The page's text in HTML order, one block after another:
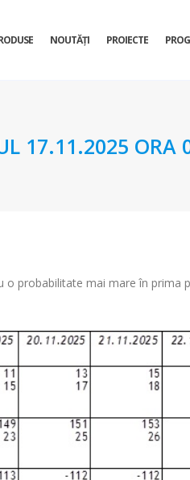
NOUTĂȚI PROIECTE
17.11.2025
probabilitate mai mare în prima